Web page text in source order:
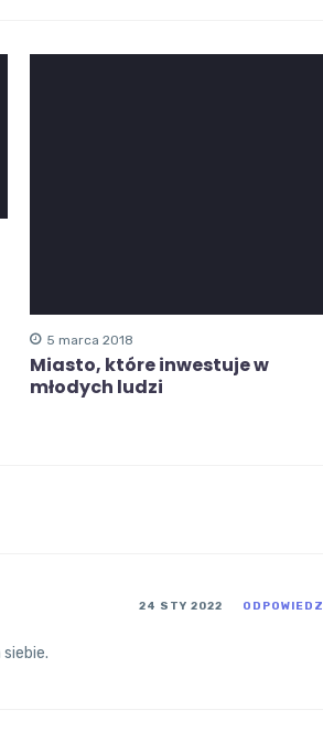
5 marca 2018
Miasto, które inwestuje w
młodych ludzi
24 STY 2022 ODPOWIEDZ